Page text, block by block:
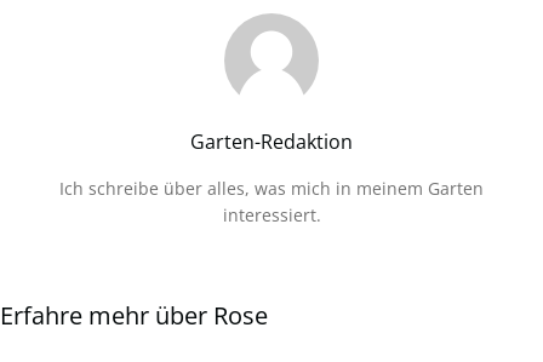
Garten-Redaktion
Ich schreibe über alles, was mich in meinem Garten
interessiert.
Erfahre mehr über Rose